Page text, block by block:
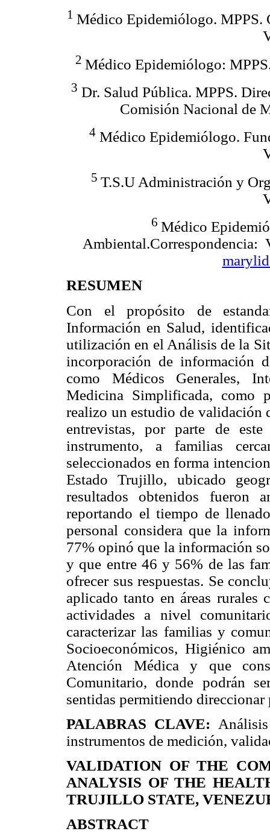
1 Médico Epidemiólogo. MPPS.
2 Médico Epidemiólogo:
3 Dr. Salud Pública. MPPS.
Comisión Nacional de
4Médico Epidemiólogo.
5 T.S.U Administración y
6 Médico
Ambiental.Correspondencia:
RESUMEN
Con el propósito de
Información en Salud,
utilización en el Análisis de la
incorporación de información
como Médicos Generales,
Medicina Simplificada, como
realizo un estudio de validación
entrevistas, por parte de
instrumento, a familias
seleccionados en forma
Estado Trujillo, ubicado
resultados obtenidos fueron
reportando el tiempo de
personal considera que la
77% opinó que la información
y que entre 46 y 56% de las
ofrecer sus respuestas. Se
aplicado tanto en áreas rurales
actividades a nivel
caracterizar las familias y
Socioeconómicos, Higiénico
Atención Médica y que
Comunitario, donde podrán
sentidas permitiendo direccionar
PALABRAS CLAVE:
instrumentos de medición,
VALIDATION OF THE
ANALYSIS OF THE
TRUJILLO STATE,
ABSTRACT